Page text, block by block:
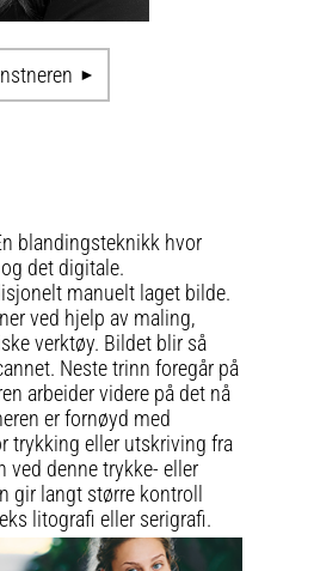
blandingsteknikk hvor
det digitale.
manuelt laget bilde.
ved hjelp av maling,
verktøy. Bildet blir så
Neste trinn foregår på
arbeider videre på det nå
er fornøyd med
trykking eller utskriving fra
ved denne trykke- eller
gir langt større kontroll
litografi eller serigrafi.